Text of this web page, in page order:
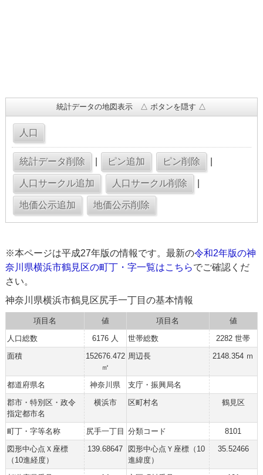
統計データの地図表示 △ ボタンを隠す △
※本ページは平成27年版の情報です。最新の令和2年版の神
奈川県横浜市鶴見区の町丁・字一覧はこちらでご確認くだ
さい。
神奈川県横浜市鶴見区尻手一丁目の基本情報
項目名 値 項目名
値
人口総数
6176 人 世帯総数
2282 世帯
面積
152676.472
㎡
周辺長 2148.354 ｍ
都道府県名 神奈川県
支庁・振興局名
郡市・特別区・政令
指定都市名
横浜市 区町村名 鶴見区
町丁・字等名称 尻手一丁目 分類コード
8101
図形中心点Ｘ座標
（10進経度）
139.68647
図形中心点Ｙ座標（10
進緯度）
35.52466